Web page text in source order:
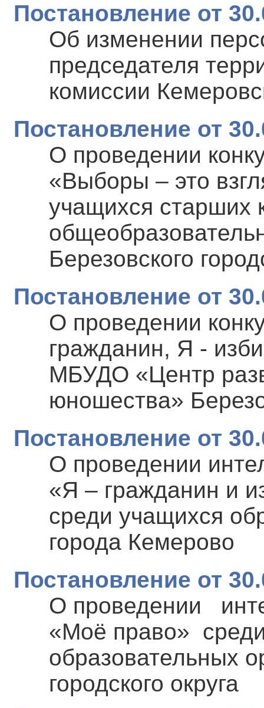
Постановление от
Об изменении
председателя
комиссии
Постановление от
О проведении
«Выборы – это
учащихся старших
Березовского
Постановление от
О проведении
гражданин, Я -
МБУДО «Центр
юношества»
Постановление от
О проведении
«Я – гражданин и
среди учащихся
города Кемерово
Постановление от
О проведении
«Моё право»
образовательных
городского округа